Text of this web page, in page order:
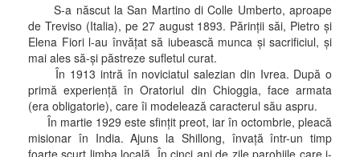
S-a născut la San Martino di Colle Umberto, aproape
de Treviso (Italia), pe 27 august 1893. Părinţii săi, Pietro şi
Elena Fiori l-au învăţat să iubească munca şi sacrificiul, şi
mai ales să-şi păstreze sufletul curat.
În 1913 intră în noviciatul salezian din Ivrea. După o
primă experienţă în Oratoriul din Chioggia, face armata
(era obligatorie), care îi modelează caracterul său aspru.
În martie 1929 este sfinţit preot, iar în octombrie, pleacă
misionar în India. Ajuns la Shillong, învaţă într-un timp
foarte scurt limba locală. În cinci ani de zile parohiile care i-